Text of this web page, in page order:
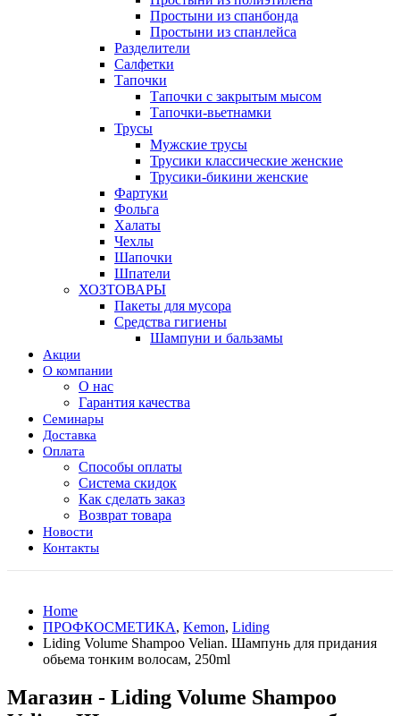
Простыни из спанбонда
Простыни из спанлейса
Разделители
Салфетки
Тапочки
Тапочки с закрытым мысом
Тапочки-вьетнамки
Трусы
Мужские трусы
Трусики классические женские
Трусики-бикини женские
Фартуки
Фольга
Халаты
Чехлы
Шапочки
Шпатели
ХОЗТОВАРЫ
Пакеты для мусора
Средства гигиены
Шампуни и бальзамы
Акции
О компании
О нас
Гарантия качества
Семинары
Доставка
Оплата
Способы оплаты
Система скидок
Как сделать заказ
Возврат товара
Новости
Контакты
Home
ПРОФКОСМЕТИКА, Kemon, Liding
Liding Volume Shampoo Velian. Шампунь для придания
обьема тонким волосам, 250ml
Магазин - Liding Volume Shampoo